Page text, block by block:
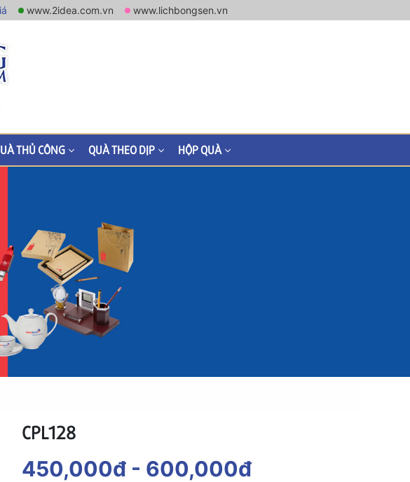
www.2idea.com.vn www.lichbongsen.vn
THỦ CÔNG QUÀ THEO DỊP HỘP QUÀ
CPL128
450,000đ - 600,000đ